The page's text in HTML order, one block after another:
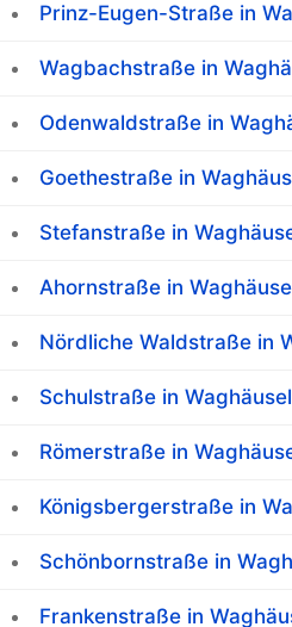
Prinz-Eugen-Straße in
Wagbachstraße in
Odenwaldstraße in
Goethestraße in
Stefanstraße in
Ahornstraße in
Nördliche Waldstraße in
Schulstraße in Waghäusel
Römerstraße in
Königsbergerstraße in
Schönbornstraße in
Frankenstraße in